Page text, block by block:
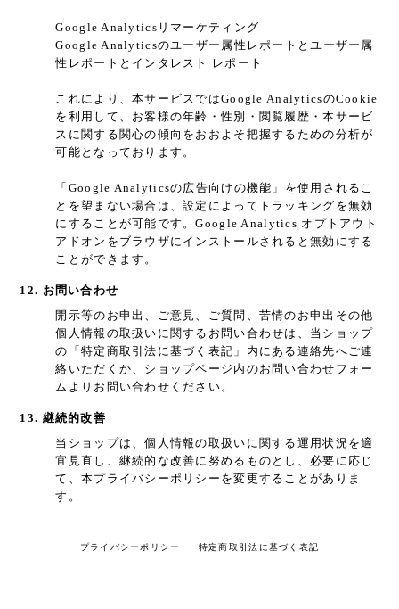
Google Analyticsリマーケティング
Google Analyticsのユーザー属性レポートとユーザー属
性レポートとインタレスト レポート
これにより、本サービスではGoogle AnalyticsのCookie
を利用して、お客様の年齢・性別・閲覧履歴・本サービ
スに関する関心の傾向をおおよそ把握するための分析が
可能となっております。
「Google Analyticsの広告向けの機能」を使用されるこ
とを望まない場合は、設定によってトラッキングを無効
にすることが可能です。Google Analytics オプトアウト
アドオンをブラウザにインストールされると無効にする
ことができます。
12. お問い合わせ
開示等のお申出、ご意見、ご質問、苦情のお申出その他
個人情報の取扱いに関するお問い合わせは、当ショップ
の「特定商取引法に基づく表記」内にある連絡先へご連
絡いただくか、ショップページ内のお問い合わせフォー
ムよりお問い合わせください。
13. 継続的改善
当ショップは、個人情報の取扱いに関する運用状況を適
宜見直し、継続的な改善に努めるものとし、必要に応じ
て、本プライバシーポリシーを変更することがありま
す。
プライバシーポリシー 特定商取引法に基づく表記